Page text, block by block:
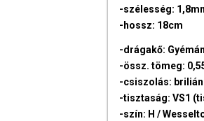
-szélesség:
-hossz: 18cm
-drágakő:
-össz. tömeg:
-csiszolás:
-tisztaság: VS1
-szín: H /